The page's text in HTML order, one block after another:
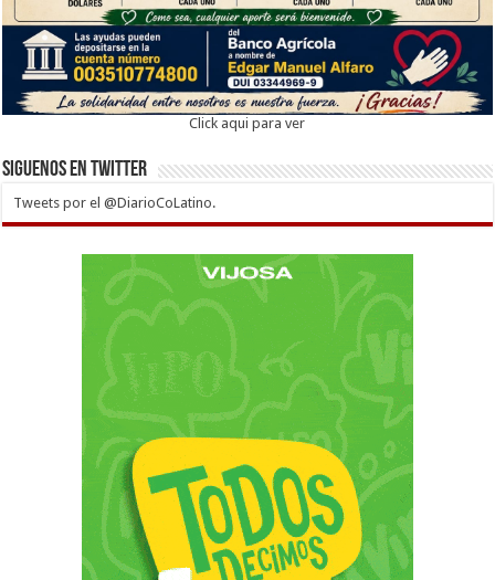
Click aqui para ver
Siguenos en twitter
Tweets por el @DiarioCoLatino.